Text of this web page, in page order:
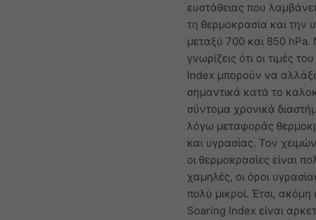
ευστάθειας που
τη θερμοκρασία και την
μεταξύ 700 και 850 hPa.
γνωρίζεις ότι οι τιμές
Index μπορούν να
σημαντικά κατά το
σύντομα χρονικά
λόγω μεταφοράς
και υγρασίας. Τον
οι θερμοκρασίες είναι
χαμηλές, οι όροι
πολύ μικροί. Έτσι, ακόμη
Soaring Index είναι